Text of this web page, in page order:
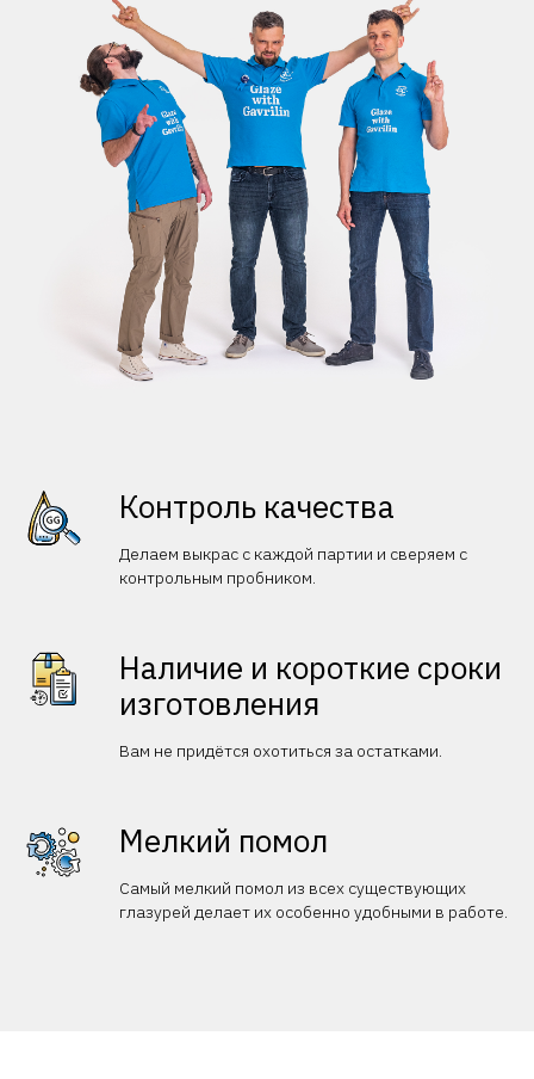
Контроль качества
Делаем выкрас с каждой партии и сверяем с
контрольным пробником.
Наличие и короткие сроки
изготовления
Вам не придётся охотиться за остатками.
Мелкий помол
Самый мелкий помол из всех существующих
глазурей делает их особенно удобными в работе.